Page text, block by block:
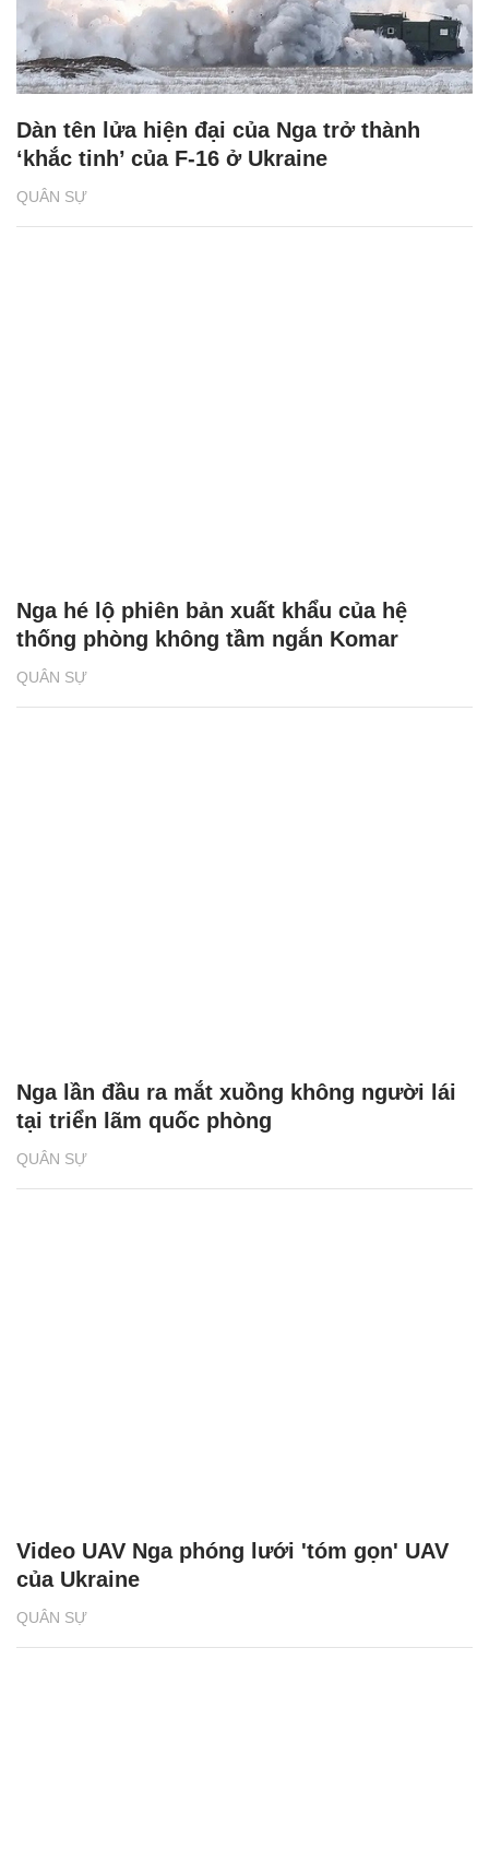
QUÂN SỰ
Dàn tên lửa hiện đại của Nga trở thành
‘khắc tinh’ của F-16 ở Ukraine
QUÂN SỰ
Nga hé lộ phiên bản xuất khẩu của hệ
thống phòng không tầm ngắn Komar
QUÂN SỰ
Nga lần đầu ra mắt xuồng không người lái
tại triển lãm quốc phòng
QUÂN SỰ
Video UAV Nga phóng lưới 'tóm gọn' UAV
của Ukraine